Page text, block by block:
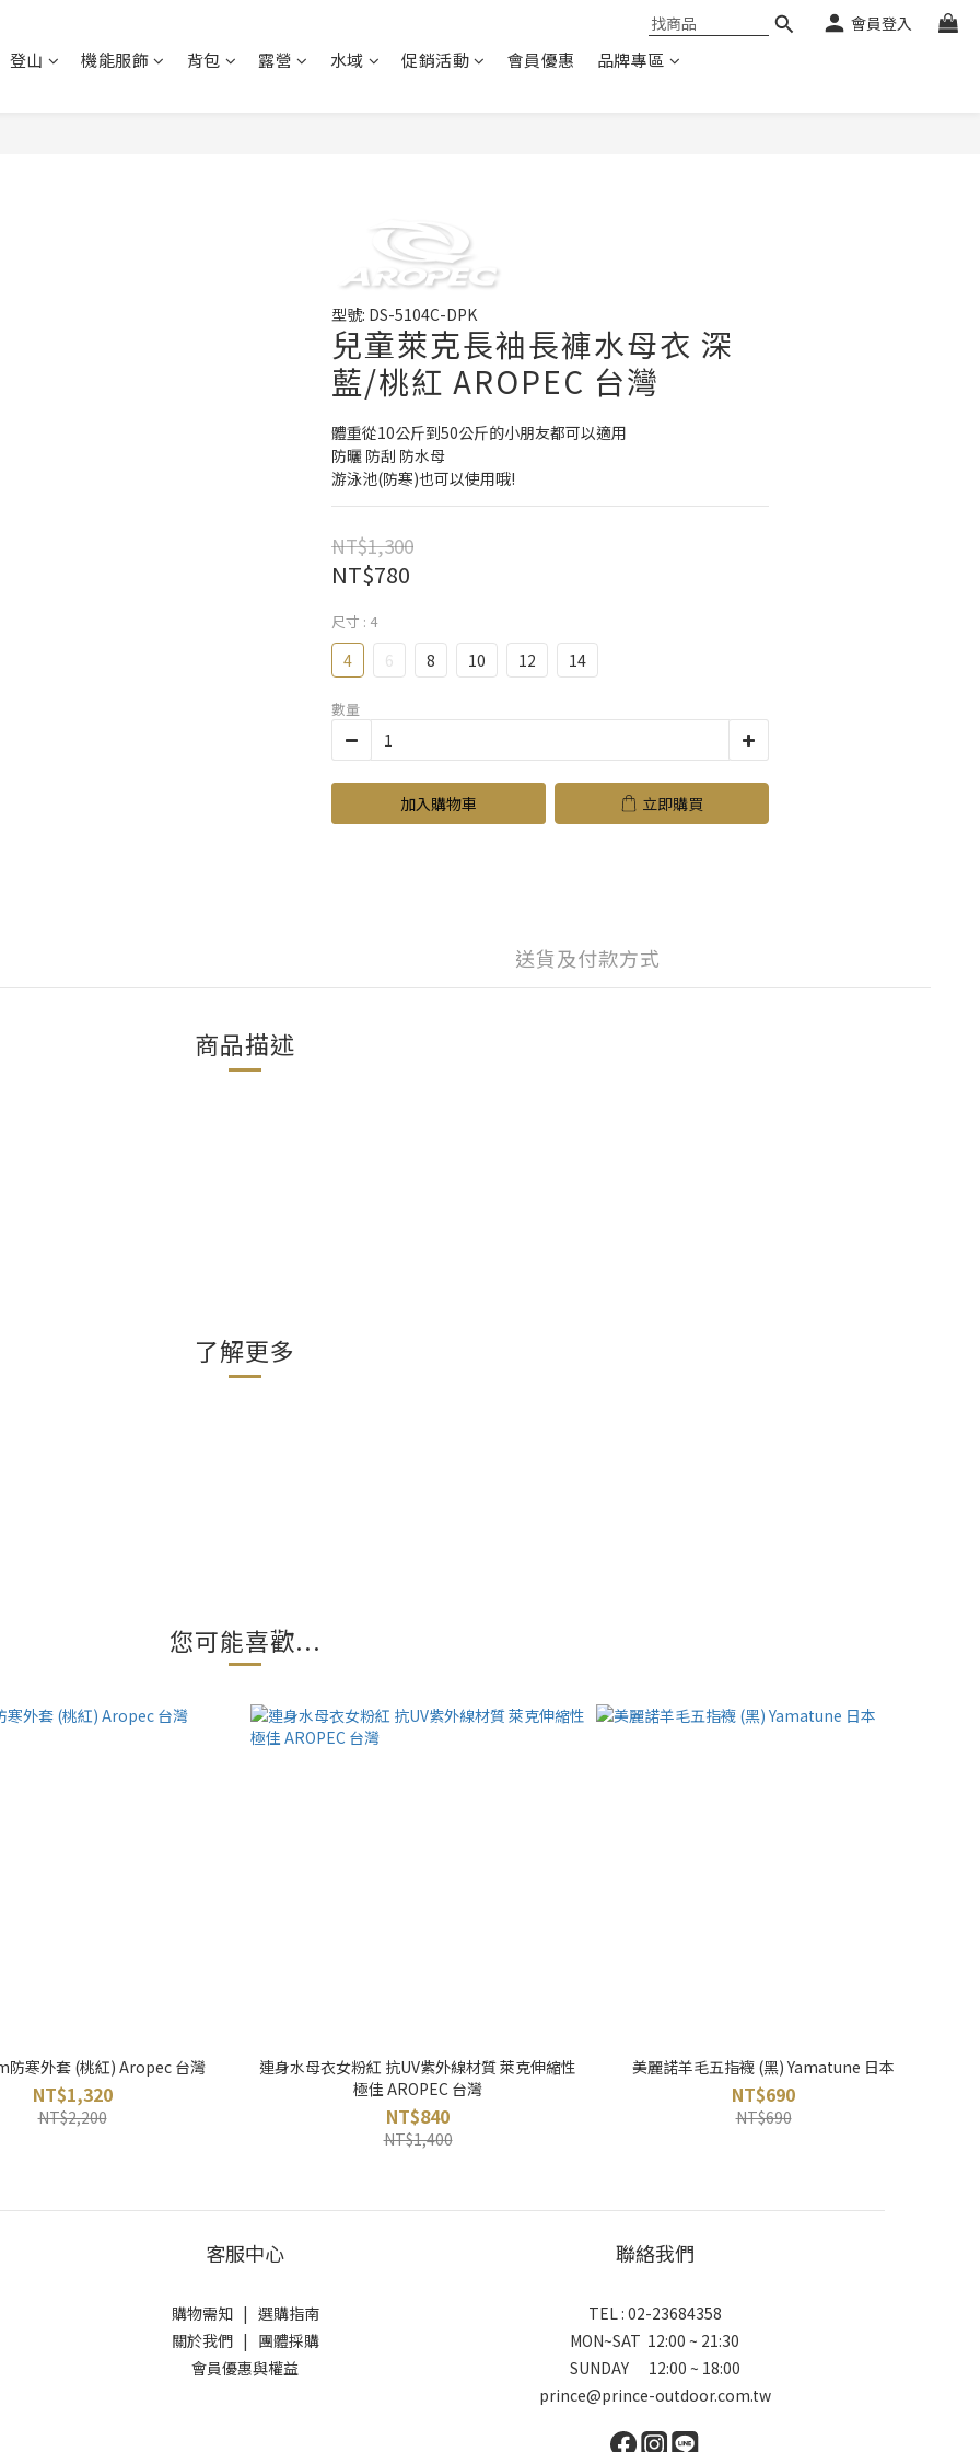
會員登入
登山 機能服飾 背包 露營 水域 促銷活動 會員優惠 品牌專區
型號: DS-5104C-DPK
兒童萊克長袖長褲水母衣 深
藍/桃紅 AROPEC 台灣
體重從10公斤到50公斤的小朋友都可以適用
防曬 防刮 防水母
游泳池(防寒)也可以使用哦!
NT$1,300
NT$780
尺寸 : 4
4 6 8 10 12 14
數量
加入購物車 立即購買
送貨及付款方式
商品描述
了解更多
您可能喜歡...
防寒外套 (桃紅) Aropec 台灣
NT$1,320
NT$2,200
連身水母衣女粉紅 抗UV紫外線材質 萊克伸縮性
極佳 AROPEC 台灣
NT$840
NT$1,400
美麗諾羊毛五指襪 (黑) Yamatune 日本
NT$690
NT$690
客服中心
購物需知| 選購指南
關於我們| 團體採購
會員優惠與權益
聯絡我們
TEL : 02-23684358
MON~SAT 12:00 ~ 21:30
SUNDAY 12:00 ~ 18:00
prince@prince-outdoor.com.tw